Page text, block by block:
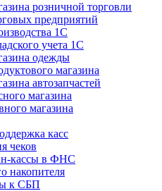
розничной торговли
предприятий
1С
учета 1C
одежды
магазина
автозапчастей
магазина
магазина
касс
чеков
кассы в ФНС
накопителя
к СБП